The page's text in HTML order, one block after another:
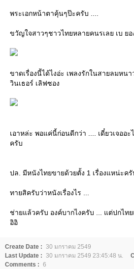
พระเอกหน้าตาคุ้นๆป๊ะครับ ....
ขวัญใจสาวๆชาวไทยหลายคนรเลย เบ ยอ
ขาดเรื่องนี้ได้ไงอ่ะ เพลงรักในสายลมหนา
วินเธอร์ เลิฟซอง
เอาหล่ะ พอแค่นี้ก่อนดีกว่า .... เดี๋ยวเจออะ
ครับ
ปล. มีหนังไทยขายด้วยตั้ง 1 เรื่องแหน่ะครั
ทายสิครับว่าหนังเรื่องไร ...
ช่ายแล้วครับ องค์บากไงครับ ... แต่ปกไท
อิอิ
Create Date : 30 มกราคม 2549
Last Update : 30 มกราคม 2549 23:45:48 น.
Comments : 6